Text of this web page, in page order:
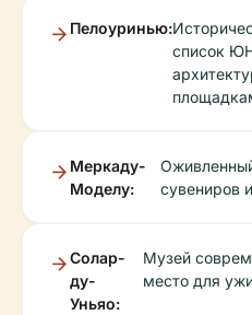
Пелоуринью:
список
Меркаду-
Моделу:
сувениров
Солар-
ду-
Уньяо:
Музей
место для